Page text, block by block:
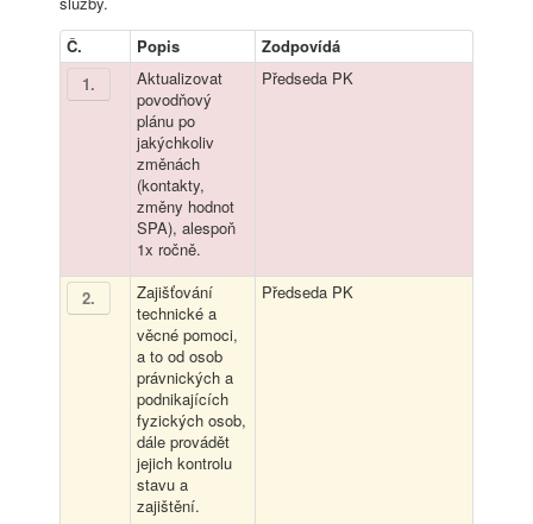
Č.
Popis
Zodpovídá
1.
Aktualizovat
povodňový
plánu po
jakýchkoliv
změnách
(kontakty,
změny hodnot
SPA), alespoň
1x ročně.
Předseda PK
2.
Zajišťování
technické a
věcné pomoci,
a to od osob
právnických a
podnikajících
fyzických osob,
dále provádět
jejich kontrolu
stavu a
zajištění.
Předseda PK